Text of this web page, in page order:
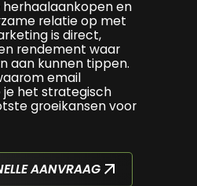
herhaalaankopen en
relatie op met
is direct,
rendement waar
aan kunnen tippen.
email
het strategisch
groeikansen voor
AANVRAAG